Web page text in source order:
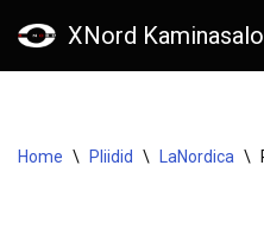
XNord
Home \ Pliidid \ LaNordica \